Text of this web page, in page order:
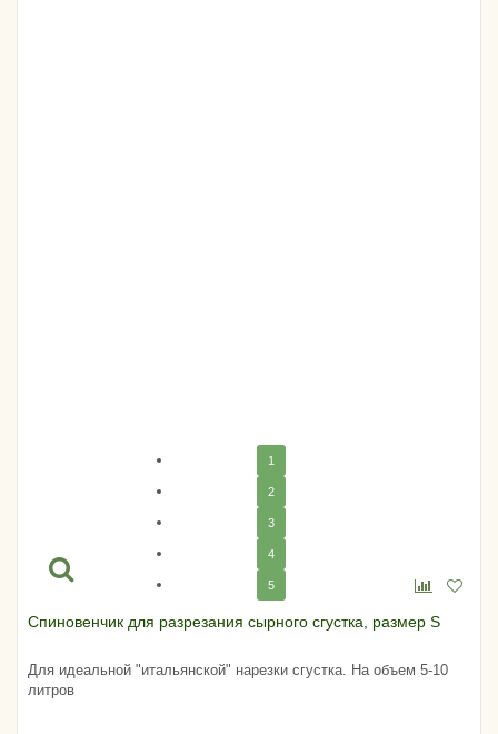
1
2
3
4
5
Спиновенчик для разрезания сырного сгустка, размер S
Для идеальной "итальянской" нарезки сгустка. На объем 5-10
литров